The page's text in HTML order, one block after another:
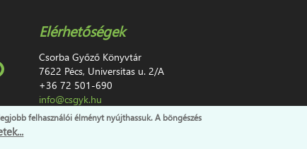
Elérhetőségek
Csorba Győző Könyvtár
7622 Pécs, Universitas u. 2/A
+36 72 501-690
info@csgyk.hu
felhasználói élményt nyújthassuk. A böngészés